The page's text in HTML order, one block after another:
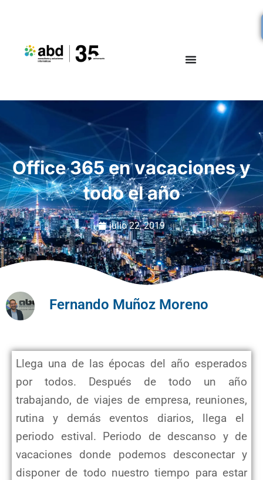
Office 365 en vacaciones y
todo el año
julio 22, 2019
Fernando Muñoz Moreno
Llega una de las épocas del año esperados
por todos. Después de todo un año
trabajando, de viajes de empresa, reuniones,
rutina y demás eventos diarios, llega el
periodo estival. Periodo de descanso y de
vacaciones donde podemos desconectar y
disponer de todo nuestro tiempo para estar